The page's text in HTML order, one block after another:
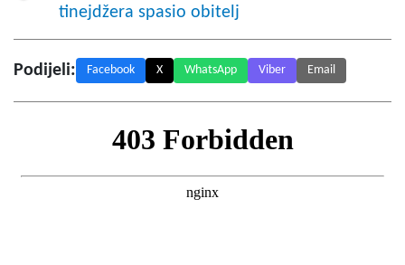
tinejdžera spasio obitelj
Podijeli: Facebook X WhatsApp Viber Email